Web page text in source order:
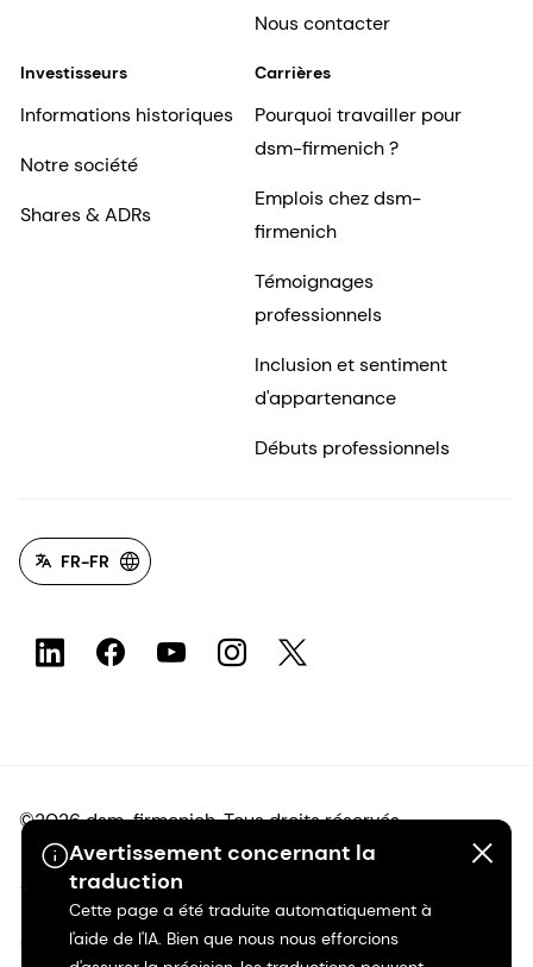
Avertissement concernant la
traduction
Cette page a été traduite automatiquement à
l'aide de l'IA. Bien que nous nous efforcions
Nous contacter
Investisseurs
Informations historiques
Notre société
Shares & ADRs
Carrières
Pourquoi travailler pour
dsm-firmenich ?
Emplois chez dsm-
firmenich
Témoignages
professionnels
Inclusion et sentiment
d'appartenance
Débuts professionnels
FR-FR
©2026 dsm-firmenich. Tous droits réservés.
Avis de confidentialité
Conditions d'utilisation